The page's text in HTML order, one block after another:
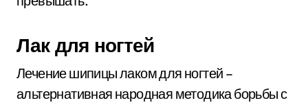
Лак для ногтей
Лечение шипицы лаком для ногтей –
альтернативная народная методика борьбы с